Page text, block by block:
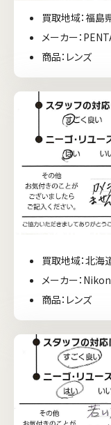
買取地域：福島
メーカー：
商品：レンズ
買取地域：北海
メーカー：
商品：レンズ